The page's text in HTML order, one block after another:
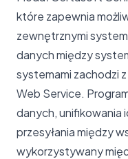
które zapewnia
zewnętrznymi
danych między
systemami zachodzi
Web Service.
danych, unifikowania
przesyłania między
wykorzystywany